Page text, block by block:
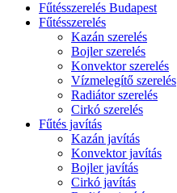
Fűtésszerelés Budapest
Fűtésszerelés
Kazán szerelés
Bojler szerelés
Konvektor szerelés
Vízmelegítő szerelés
Radiátor szerelés
Cirkó szerelés
Fűtés javítás
Kazán javítás
Konvektor javítás
Bojler javítás
Cirkó javítás